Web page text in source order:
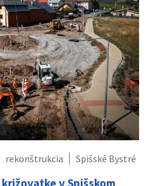
rekonštrukcia Spišské Bystré
v Spišskom